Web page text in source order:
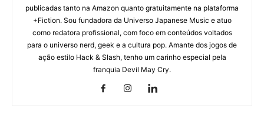
publicadas tanto na Amazon quanto gratuitamente na plataforma
+Fiction. Sou fundadora da Universo Japanese Music e atuo
como redatora profissional, com foco em conteúdos voltados
para o universo nerd, geek e a cultura pop. Amante dos jogos de
ação estilo Hack & Slash, tenho um carinho especial pela
franquia Devil May Cry.